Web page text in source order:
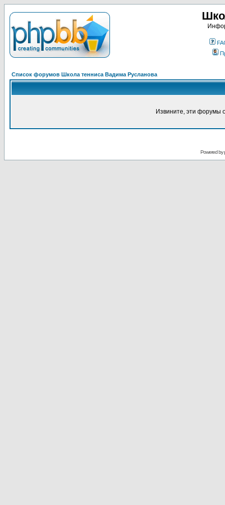
Список форумов Школа тенниса Вадима Русланова
Извините, эти форумы
Powered by